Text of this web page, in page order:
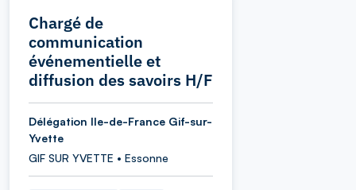
Chargé de
communication
événementielle et
diffusion des savoirs H/F
Délégation Ile-de-France Gif-sur-
Yvette
GIF SUR YVETTE • Essonne